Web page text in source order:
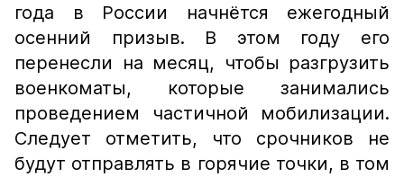
года в России начнётся ежегодный
осенний призыв. В этом году его
перенесли на месяц, чтобы разгрузить
военкоматы, которые занимались
проведением частичной мобилизации.
Следует отметить, что срочников не
будут отправлять в горячие точки, в том